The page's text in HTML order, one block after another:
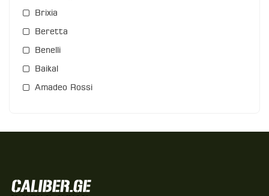
Brixia
Beretta
Benelli
Baikal
Amadeo Rossi